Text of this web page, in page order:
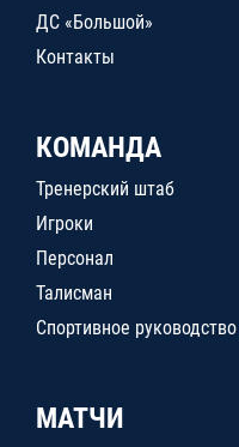
ДС «Большой»
Контакты
КОМАНДА
Тренерский штаб
Игроки
Персонал
Талисман
Спортивное руководство
МАТЧИ